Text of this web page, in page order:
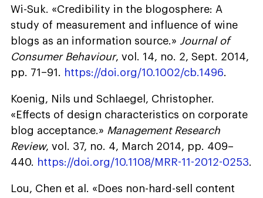
Wi-Suk. «Credibility in the blogosphere: A
study of measurement and influence of wine
blogs as an information source.» Journal of
Consumer Behaviour, vol. 14, no. 2, Sept. 2014,
pp. 71–91. https://doi.org/10.1002/cb.1496.
Koenig, Nils und Schlaegel, Christopher.
«Effects of design characteristics on corporate
blog acceptance.» Management Research
Review, vol. 37, no. 4, March 2014, pp. 409–
440. https://doi.org/10.1108/MRR-11-2012-0253.
Lou, Chen et al. «Does non-hard-sell content